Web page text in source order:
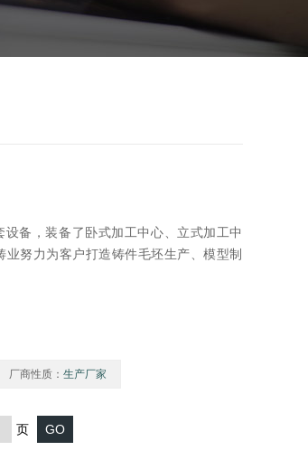
备，装备了卧式加工中心、立式加工中
努力为客户打造铸件毛坯生产、模型制
厂商性质：生产厂家
页